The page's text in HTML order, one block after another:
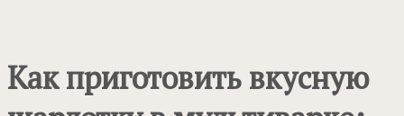
Как приготовить вкусную